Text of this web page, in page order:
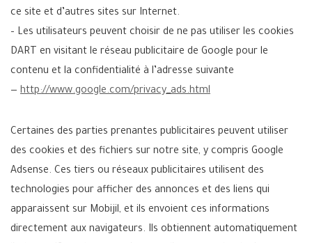
ce site et d’autres sites sur Internet.
– Les utilisateurs peuvent choisir de ne pas utiliser les cookies
DART en visitant le réseau publicitaire de Google pour le
contenu et la confidentialité à l’adresse suivante
— http://www.google.com/privacy_ads.html
Certaines des parties prenantes publicitaires peuvent utiliser
des cookies et des fichiers sur notre site, y compris Google
Adsense. Ces tiers ou réseaux publicitaires utilisent des
technologies pour afficher des annonces et des liens qui
apparaissent sur Mobijil, et ils envoient ces informations
directement aux navigateurs. Ils obtiennent automatiquement